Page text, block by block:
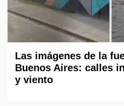
Las imágenes de la
Buenos Aires: calles
y viento